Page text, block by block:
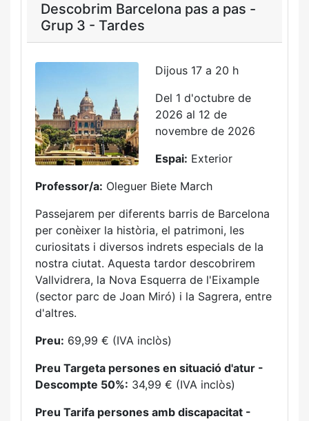
Descobrim Barcelona pas a pas -
Grup 3 - Tardes
Dijous 17 a 20 h
Del 1 d'octubre de
2026 al 12 de
novembre de 2026
Espai: Exterior
Professor/a: Oleguer Biete March
Passejarem per diferents barris de Barcelona
per conèixer la història, el patrimoni, les
curiositats i diversos indrets especials de la
nostra ciutat. Aquesta tardor descobrirem
Vallvidrera, la Nova Esquerra de l'Eixample
(sector parc de Joan Miró) i la Sagrera, entre
d'altres.
Preu: 69,99 € (IVA inclòs)
Preu Targeta persones en situació d'atur -
Descompte 50%: 34,99 € (IVA inclòs)
Preu Tarifa persones amb discapacitat -